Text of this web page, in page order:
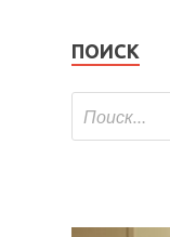
ПОИСК